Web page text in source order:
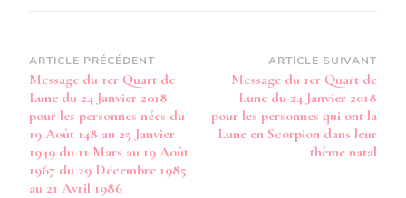
Navigation
d’article
ARTICLE PRÉCÉDENT
Message du 1er Quart de
Lune du 24 Janvier 2018
pour les personnes nées du
19 Août 148 au 25 Janvier
1949 du 11 Mars au 19 Août
1967 du 29 Décembre 1985
au 21 Avril 1986
ARTICLE SUIVANT
Message du 1er Quart de
Lune du 24 Janvier 2018
pour les personnes qui ont la
Lune en Scorpion dans leur
thème natal